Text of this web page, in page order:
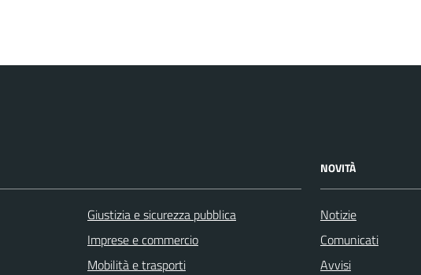
Giustizia e sicurezza pubblica
Imprese e commercio
Mobilità e trasporti
NOVITÀ
Notizie
Comunicati
Avvisi